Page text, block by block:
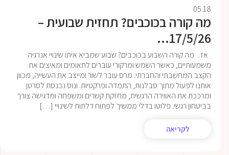
05.18
מה קורה בכוכבים? תחזית שבועית –
17/5/26...
אז.. מה קורה השבוע בכוכבים? שבוע שמביא איתו שינויי אנרגיה
משמעותיים, כאשר השמש ומרקורי עוברים לתאומים ומאיצים את
הקצב המחשבתי והחברתי. מרס עובר לשור ומייצב את העשייה, מכוון
אותנו לפעול מתוך סבלנות, התמדה ופרקטיות. ונוס נכנסת לסרטן
ומרככת את האווירה הרגשית, מחזקת קשרים ומשפחה ומדגישה צורך
בביטחון רגשי. פלוטו בדלי ממשיך לפתוח דלתות לשינויי […]
לקריאה